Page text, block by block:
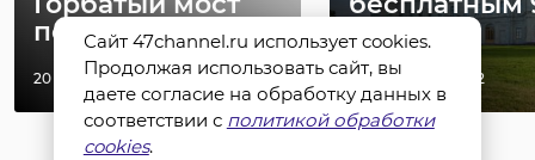
почти за 80 м ...
20 июля 2022, 09:16
Мая
06 мая 2024, 20:42
Сайт 47channel.ru использует cookies.
Продолжая использовать сайт, вы
даете согласие на обработку данных в
соответствии с политикой обработки
cookies.